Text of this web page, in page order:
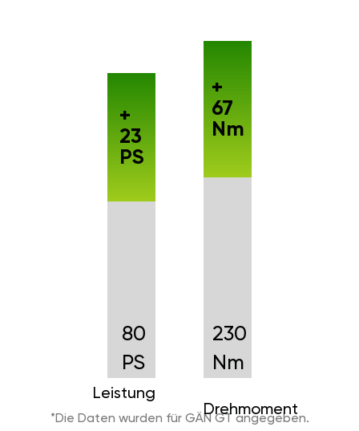
80
PS
Leistung
+
23
PS
230
Nm
Drehmoment
+
67
Nm
*Die Daten wurden für GÄN GT angegeben.